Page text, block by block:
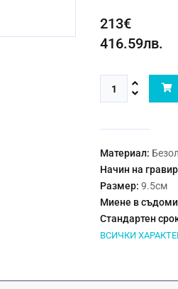
213€
416.59лв.
Материал:
Начин на
Размер: 9.5см
Миене в
Стандартен
ВСИЧКИ